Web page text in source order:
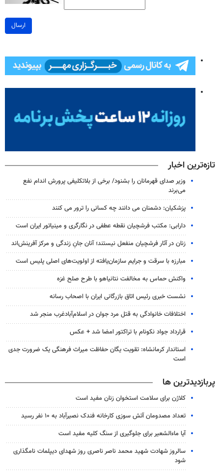
ارسال
تازه‌ترین اخبار
وزیر صدای قهرمانان را بشنود/ برخی از بلاتکلیفی پرورش اندام نفع
می‌برند
پزشکیان: دشمنان می دانند چه کسانی را ترور می کنند
دارابی: مکتب فرشچیان نقطه عطفی در نگارگری و مینیاتور ایران است
زنان در آثار فرشچیان منفعل نیستند؛ آنان جانِ زندگی و مرکز آفرینش‌اند
مبارزه با سرقت و جرایم سازمان‌یافته از اولویت‌های اصلی پلیس است
واکنش حماس به مخالفت نتانیاهو با طرح صلح غزه
نشست خبری رئیس اتاق بازرگانی ایران با اصحاب رسانه
اختلافات خانوادگی به قتل مرد جوان در اسلام‌آبادغرب منجر شد
قرارداد جواد نکونام با تراکتور امضا شد + عکس
استاندار کرمانشاه: تقویت یگان حفاظت میراث فرهنگی یک ضرورت جدی
است
پربازدیدترین ها
کلاژن برای سلامت استخوان زنان مفید است
تعداد مصدومان آتش سوزی کارخانه فندک نصیرآباد به ۱۰ نفر رسید
آیا ماءالشعیر برای جلوگیری از سنگ کلیه مفید است
سالروز شهادت شهید محمد ناصر ناصری روز شهدای دیپلمات نامگذاری
شود